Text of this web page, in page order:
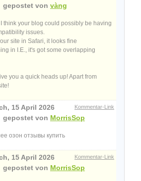
gepostet von vàng
think your blog could possibly be having
issues.
site in Safari, it looks fine
in I.E., it's got some overlapping
you a quick heads up! Apart from
Kommentar-Link
15 April 2026
gepostet von MorrisSop
озон отзывы купить
Kommentar-Link
15 April 2026
gepostet von MorrisSop